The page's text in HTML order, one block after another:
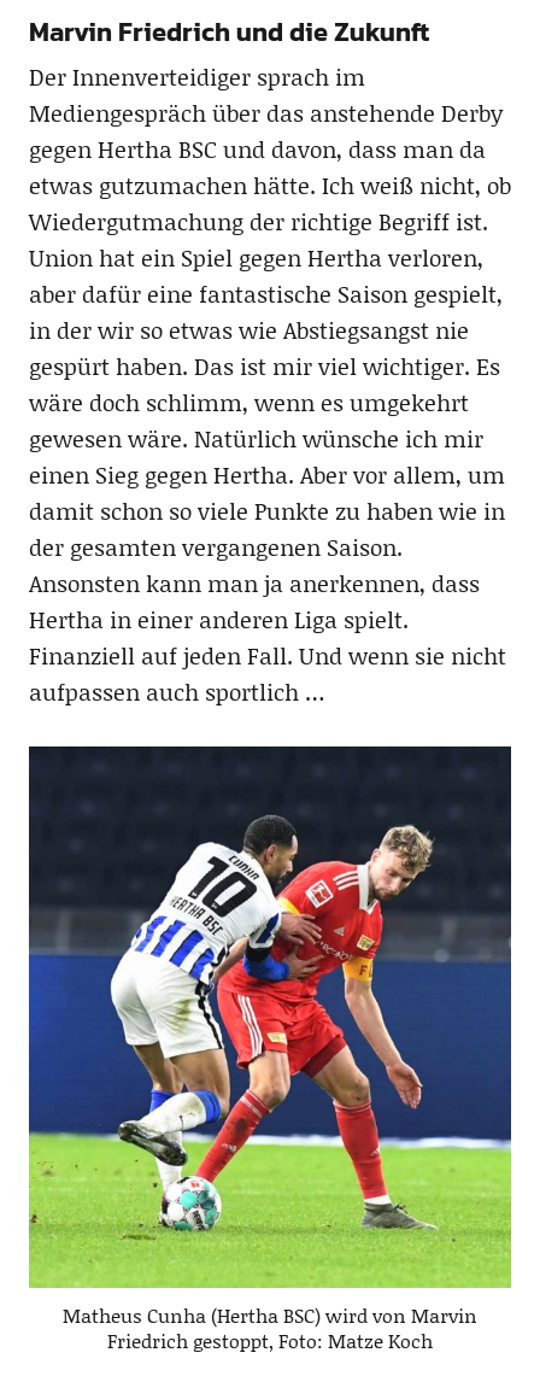
Marvin Friedrich und die Zukunft
Der Innenverteidiger sprach im
Mediengespräch über das anstehende Derby
gegen Hertha BSC und davon, dass man da
etwas gutzumachen hätte. Ich weiß nicht, ob
Wiedergutmachung der richtige Begriff ist.
Union hat ein Spiel gegen Hertha verloren,
aber dafür eine fantastische Saison gespielt,
in der wir so etwas wie Abstiegsangst nie
gespürt haben. Das ist mir viel wichtiger. Es
wäre doch schlimm, wenn es umgekehrt
gewesen wäre. Natürlich wünsche ich mir
einen Sieg gegen Hertha. Aber vor allem, um
damit schon so viele Punkte zu haben wie in
der gesamten vergangenen Saison.
Ansonsten kann man ja anerkennen, dass
Hertha in einer anderen Liga spielt.
Finanziell auf jeden Fall. Und wenn sie nicht
aufpassen auch sportlich …
Matheus Cunha (Hertha BSC) wird von Marvin
Friedrich gestoppt, Foto: Matze Koch